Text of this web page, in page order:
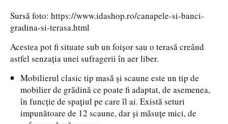
Sursă foto: https://www.idashop.ro/canapele-si-banci-
gradina-si-terasa.html
Acestea pot fi situate sub un foișor sau o terasă creând
astfel senzația unei sufragerii în aer liber.
Mobilierul clasic tip masă și scaune este un tip de
mobilier de grădină ce poate fi adaptat, de asemenea,
în funcție de spațiul pe care îl ai. Există seturi
impunătoare de 12 scaune, dar și măsuțe mici, de